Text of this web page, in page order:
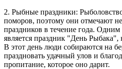
2. Рыбные праздники:
поморов, поэтому они отмечают
праздников в течение года. Одним
является праздник "День Рыбака",
В этот день люди собираются на
праздновать удачный улов и
пропитание, которое оно дарит.